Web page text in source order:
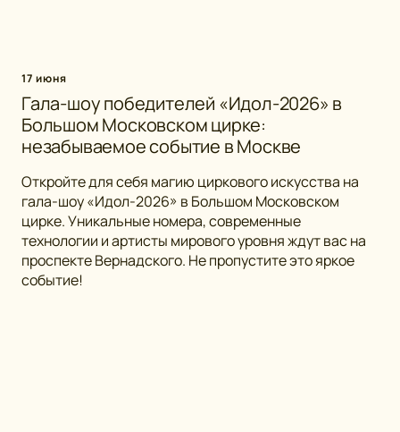
17 июня
Гала-шоу победителей «Идол-2026» в
Большом Московском цирке:
незабываемое событие в Москве
Откройте для себя магию циркового искусства на
гала-шоу «Идол-2026» в Большом Московском
цирке. Уникальные номера, современные
технологии и артисты мирового уровня ждут вас на
проспекте Вернадского. Не пропустите это яркое
событие!